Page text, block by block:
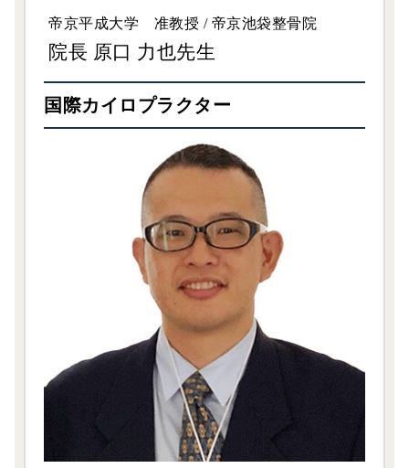
帝京平成大学 准教授 / 帝京池袋整骨院
院長 原口 力也先生
国際カイロプラクター